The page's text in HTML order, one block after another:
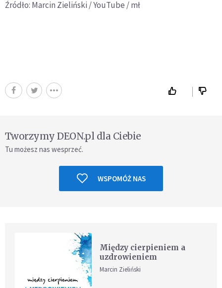
Źródło: Marcin Zieliński / YouTube / mł
Tworzymy DEON.pl dla Ciebie
Tu możesz nas wesprzeć.
WSPOMÓŻ NAS
Między cierpieniem a
uzdrowieniem
Marcin Zieliński